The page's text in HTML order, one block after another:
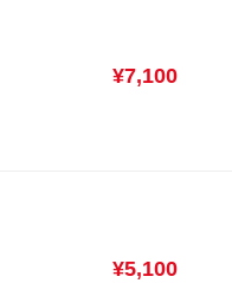
¥7,100
¥5,100